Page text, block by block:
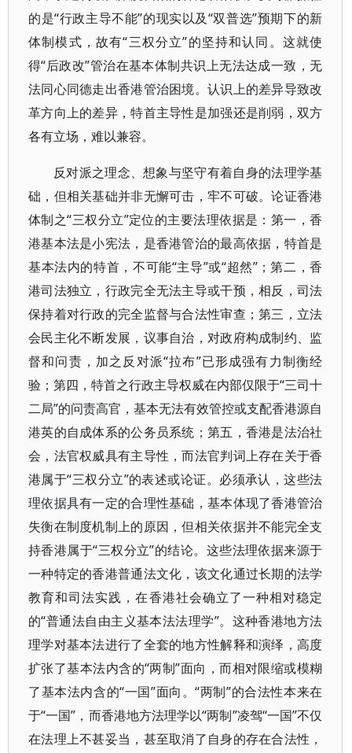
的是“行政主导不能”的现实以及“双普选”预期下的新
体制模式，故有“三权分立”的坚持和认同。这就使
得“后政改”管治在基本体制共识上无法达成一致，无
法同心同德走出香港管治困境。认识上的差异导致改
革方向上的差异，特首主导性是加强还是削弱，双方
各有立场，难以兼容。
反对派之理念、想象与坚守有着自身的法理学基
础，但相关基础并非无懈可击，牢不可破。论证香港
体制之“三权分立”定位的主要法理依据是：第一，香
港基本法是小宪法，是香港管治的最高依据，特首是
基本法内的特首，不可能“主导”或“超然”；第二，香
港司法独立，行政完全无法主导或干预，相反，司法
保持着对行政的完全监督与合法性审查；第三，立法
会民主化不断发展，议事自治，对政府构成制约、监
督和问责，加之反对派“拉布”已形成强有力制衡经
验；第四，特首之行政主导权威在内部仅限于“三司十
二局”的问责高官，基本无法有效管控或支配香港源自
港英的自成体系的公务员系统；第五，香港是法治社
会，法官权威具有主导性，而法官判词上存在关于香
港属于“三权分立”的表述或论证。必须承认，这些法
理依据具有一定的合理性基础，基本体现了香港管治
失衡在制度机制上的原因，但相关依据并不能完全支
持香港属于“三权分立”的结论。这些法理依据来源于
一种特定的香港普通法文化，该文化通过长期的法学
教育和司法实践，在香港社会确立了一种相对稳定
的“普通法自由主义基本法法理学”。这种香港地方法
理学对基本法进行了全套的地方性解释和演绎，高度
扩张了基本法内含的“两制”面向，而相对限缩或模糊
了基本法内含的“一国”面向。“两制”的合法性本来在
于“一国”，而香港地方法理学以“两制”凌驾“一国”不仅
在法理上不甚妥当，甚至取消了自身的存在合法性，